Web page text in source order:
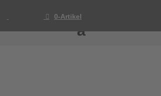
0-Artikel